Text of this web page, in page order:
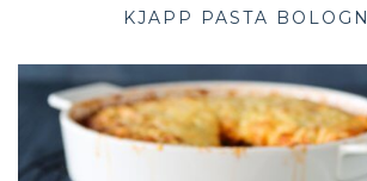
KJAPP PASTA